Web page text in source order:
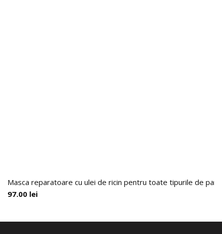
Masca reparatoare cu ulei de ricin pentru toate tipurile de par,
97.00 lei